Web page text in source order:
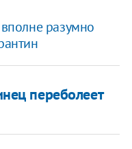
разумно
переболеет